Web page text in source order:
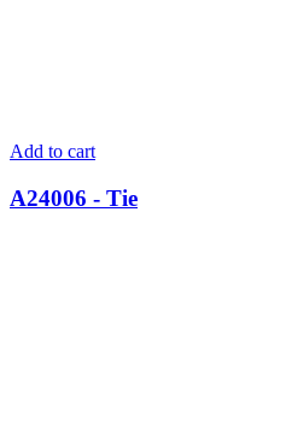
Add to cart
A24006 - Tie